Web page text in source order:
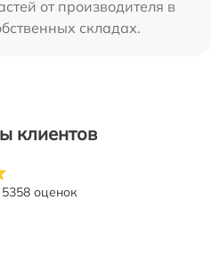
от производителя в
складах.
клиентов
5358 оценок